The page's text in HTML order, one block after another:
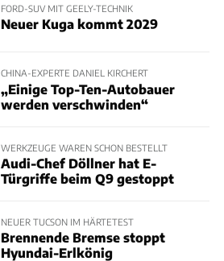
FORD-SUV MIT GEELY-TECHNIK
Neuer Kuga kommt 2029
CHINA-EXPERTE DANIEL KIRCHERT
„Einige Top-Ten-Autobauer
werden verschwinden“
WERKZEUGE WAREN SCHON BESTELLT
Audi-Chef Döllner hat E-
Türgriffe beim Q9 gestoppt
NEUER TUCSON IM HÄRTETEST
Brennende Bremse stoppt
Hyundai-Erlkönig